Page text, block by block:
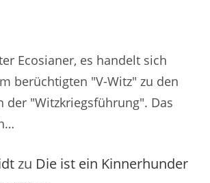
Ecosianer, es handelt sich
berüchtigten "V-Witz" zu den
der "Witzkriegsführung". Das
zu Die ist ein Kinnerhunder